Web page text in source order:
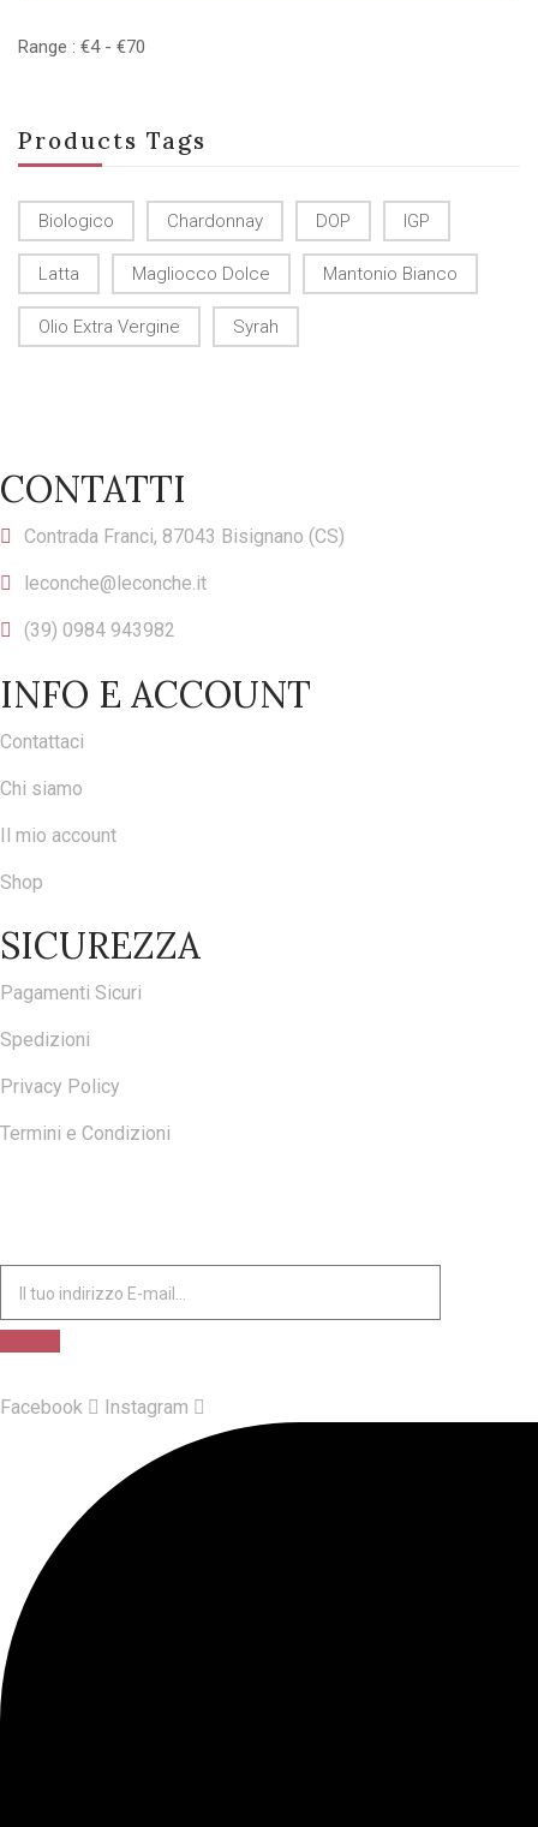
Range : €4 - €70
Products Tags
Biologico Chardonnay DOP IGP
Latta Magliocco Dolce Mantonio Bianco
Olio Extra Vergine Syrah
CONTATTI
Contrada Franci, 87043 Bisignano (CS)
leconche@leconche.it
(39) 0984 943982
INFO E ACCOUNT
Contattaci
Chi siamo
Il mio account
Shop
SICUREZZA
Pagamenti Sicuri
Spedizioni
Privacy Policy
Termini e Condizioni
Facebook Instagram